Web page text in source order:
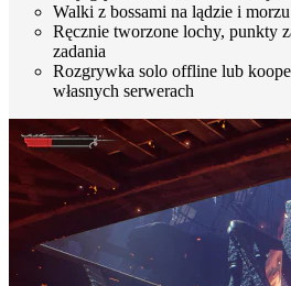
Walki z bossami na lądzie i
Ręcznie tworzone lochy, punkty
zadania
Rozgrywka solo offline lub
własnych serwerach